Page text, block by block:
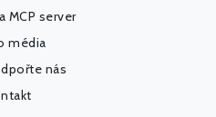
MCP server
média
nás